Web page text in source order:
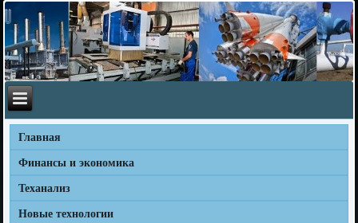
Главная
Финансы и экономика
Теханализ
Новые технологии